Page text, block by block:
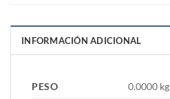
INFORMACIÓN ADICIONAL
PESO
0.0000 kg